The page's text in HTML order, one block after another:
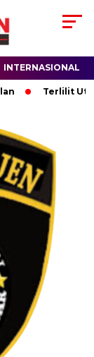
INTERNASIONAL
Terlilit Utang